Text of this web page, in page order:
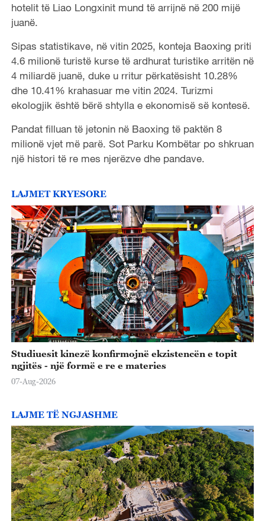
hotelit të Liao Longxinit mund të arrijnë në 200 mijë
juanë.
Sipas statistikave, në vitin 2025, konteja Baoxing priti
4.6 milionë turistë kurse të ardhurat turistike arritën në
4 miliardë juanë, duke u rritur përkatësisht 10.28%
dhe 10.41% krahasuar me vitin 2024. Turizmi
ekologjik është bërë shtylla e ekonomisë së kontesë.
Pandat filluan të jetonin në Baoxing të paktën 8
milionë vjet më parë. Sot Parku Kombëtar po shkruan
një histori të re mes njerëzve dhe pandave.
LAJMET KRYESORE
Studiuesit kinezë konfirmojnë ekzistencën e topit
ngjitës - një formë e re e materies
07-Aug-2026
LAJME TË NGJASHME